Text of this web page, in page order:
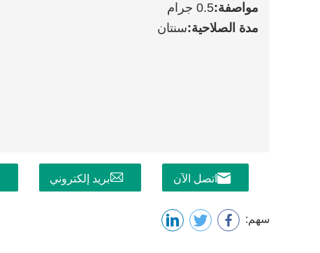
مواصفة:0.5 جرام
مدة الصلاحية:سنتان
اتصل الآن بريد إلكتروني
سهم: